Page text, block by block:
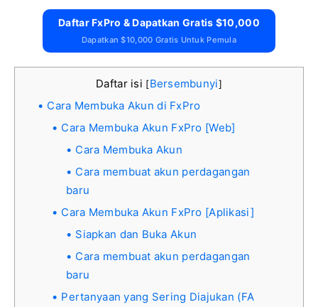
Daftar FxPro & Dapatkan Gratis $10,000
Dapatkan $10,000 Gratis Untuk Pemula
Daftar isi [Bersembunyi]
Cara Membuka Akun di FxPro
Cara Membuka Akun FxPro [Web]
Cara Membuka Akun
Cara membuat akun perdagangan
baru
Cara Membuka Akun FxPro [Aplikasi]
Siapkan dan Buka Akun
Cara membuat akun perdagangan
baru
Pertanyaan yang Sering Diajukan (FA